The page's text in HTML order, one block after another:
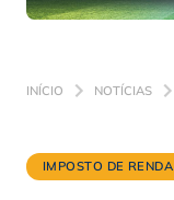
INÍCIO NOTÍCIAS
IMPOSTO DE RENDA